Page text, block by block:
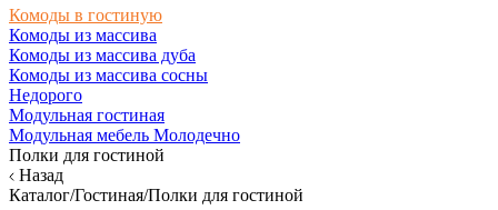
Комоды в гостиную
Комоды из массива
Комоды из массива дуба
Комоды из массива сосны
Недорого
Модульная гостиная
Модульная мебель Молодечно
Полки для гостиной
Назад
Каталог/Гостиная/Полки для гостиной